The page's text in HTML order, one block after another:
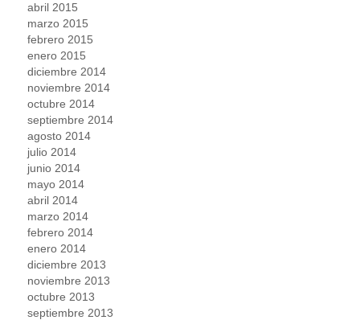
abril 2015
marzo 2015
febrero 2015
enero 2015
diciembre 2014
noviembre 2014
octubre 2014
septiembre 2014
agosto 2014
julio 2014
junio 2014
mayo 2014
abril 2014
marzo 2014
febrero 2014
enero 2014
diciembre 2013
noviembre 2013
octubre 2013
septiembre 2013